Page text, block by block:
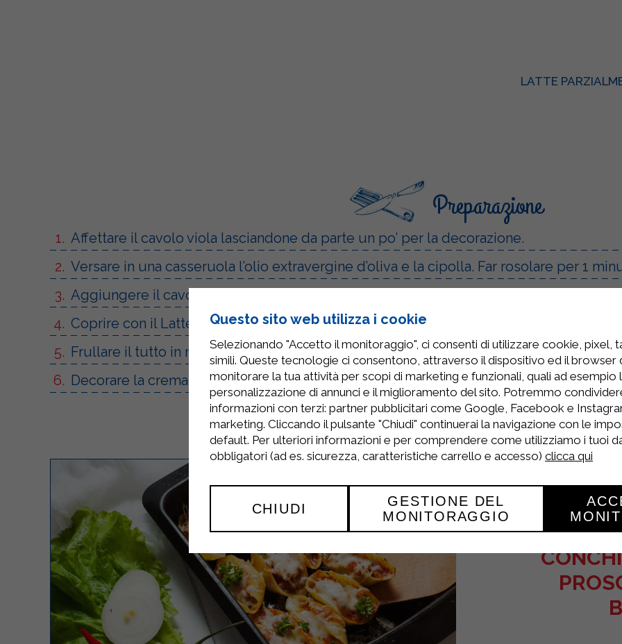
LATTE
Preparazione
Affettare il cavolo viola lasciandone da parte un po’ per la decorazione.
Versare in una casseruola l’olio extravergine d’oliva e la cipolla. Far rosolare per 1
Aggiungere il cavolo viola, sale, pepe e lasciare rosolare un altro paio di minuti.
Coprire con il Latte Parzialmente Scremato Microfiltrato Sterilgarda e lasciare
Frullare il tutto in modo omogeneo fino a ottenere una consistenza cremosa.
Decorare la crema con il cavolo lasciato da parte e servire!
Questo sito web utilizza i cookie
Selezionando "Accetto il monitoraggio", ci consenti di utilizzare cookie, pixel,
simili. Queste tecnologie ci consentono, attraverso il dispositivo ed il browser
monitorare la tua attività per scopi di marketing e funzionali, quali ad esempio
personalizzazione di annunci e il miglioramento del sito. Potremmo
informazioni con terzi: partner pubblicitari come Google, Facebook e
marketing. Cliccando il pulsante "Chiudi" continuerai la navigazione con le
default. Per ulteriori informazioni e per comprendere come utilizziamo i tuoi
obbligatori (ad es. sicurezza, caratteristiche carrello e accesso) clicca qui
CHIUDI
GESTIONE DEL
MONITORAGGIO